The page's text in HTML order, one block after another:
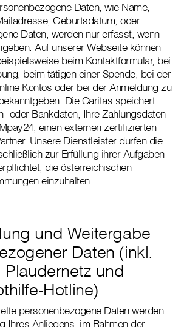
Daten, wie Name,
Geburtsdatum, oder
Daten, werden nur erfasst, wenn
Auf unserer Webseite können
beim Kontaktformular, bei
beim tätigen einer Spende, bei der
Kontos oder bei der Anmeldung zu
Die Caritas speichert
oder Bankdaten, Ihre Zahlungsdaten
einen externen zertifizierten
Unsere Dienstleister dürfen die
zur Erfüllung ihrer Aufgaben
die österreichischen
einzuhalten.
und Weitergabe
Daten (inkl.
Plaudernetz und
Hotline)
personenbezogene Daten werden
Ihres Anliegens, im Rahmen der